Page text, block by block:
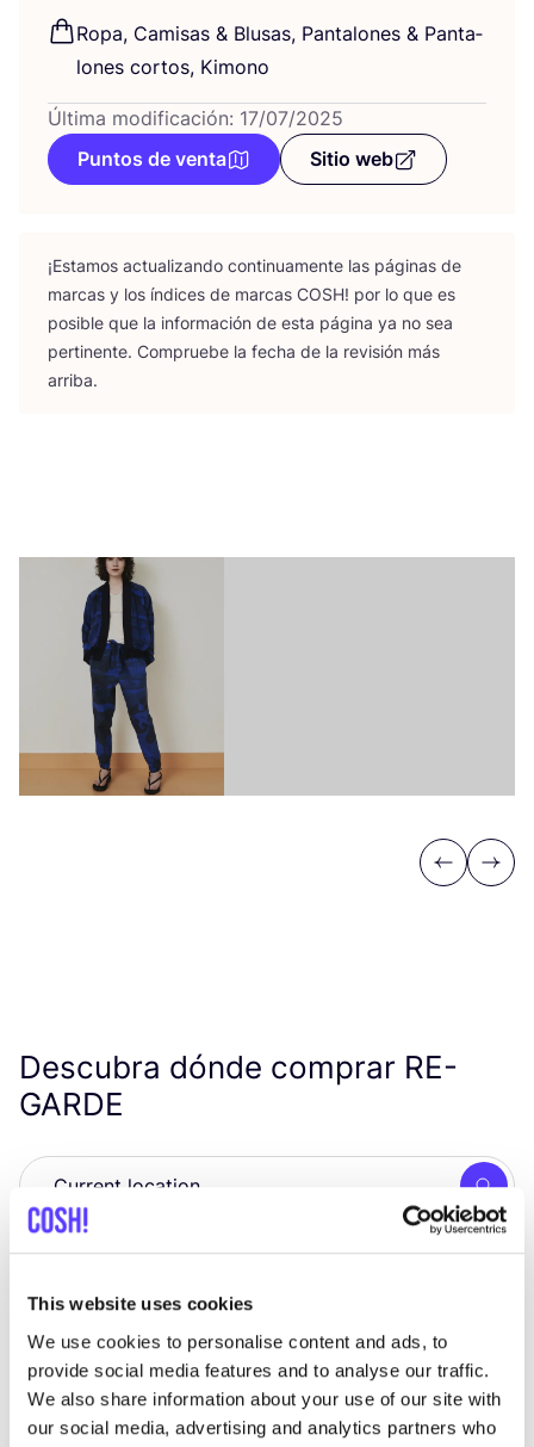
This website uses cookies
We use cookies to personalise content and ads, to
provide social media features and to analyse our traffic.
We also share information about your use of our site with
our social media, advertising and analytics partners who
Ropa, Cami­sas & Blu­sas, Pan­ta­lo­nes & Pan­ta­
lo­nes cor­tos, Kimono
Última modificación: 17/07/2025
Puntos de venta
Sitio web
¡Esta­mos actua­li­zan­do con­ti­nua­men­te las pági­nas de
mar­cas y los índi­ces de mar­cas COSH! por lo que es
posi­ble que la infor­ma­ción de esta pági­na ya no sea
per­ti­nen­te. Com­prue­be la fecha de la revi­sión más
arriba.
Previous
Next
Descubra dónde comprar RE-
GARDE
Muestra todas las 2 tiendas
RE-GARDE
Zoutkeetsplein 4, Amsterdam
Ropa Accesorios